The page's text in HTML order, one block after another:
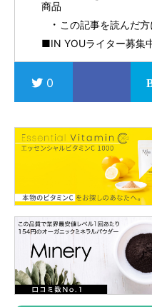
商品
この記事を読んだ
■IN YOUライター募集
0